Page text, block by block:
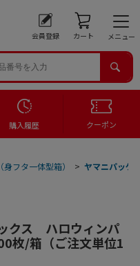
会員登録 カート メニュー
購入履歴 クーポン
身フタ一体型箱） > ヤマニパッケ
クス ハロウィンパ
枚/箱（ご注文単位1